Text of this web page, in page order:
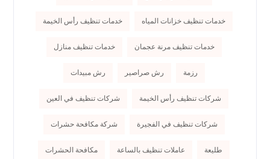
خدمات تنظيف خزانات المياه خدمات تنظيف رأس الخيمة
خدمات تنظيف مرنة عجمان خدمات تنظيف منازل
رزمة رش صراصير رش مبيدات
شركات تنظيف رأس الخيمة شركات تنظيف في العين
شركات تنظيف في الفجيرة شركة مكافحة حشرات
طليعة عاملات تنظيف بالساعة مكافحة الحشرات